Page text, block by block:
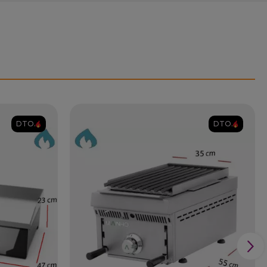
DTO. DTO.